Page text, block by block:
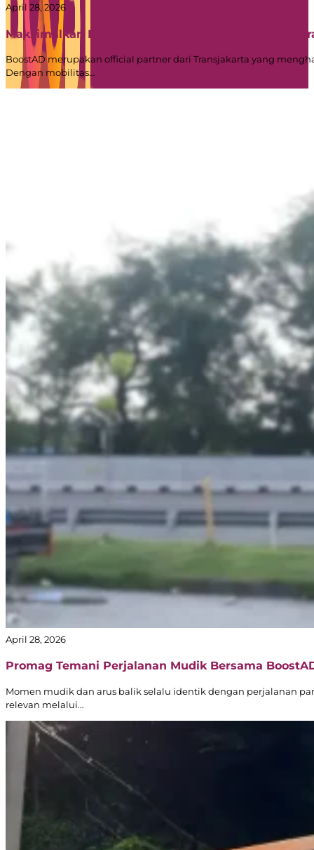
April 28, 2026
Maksimalkan Eksposur Brand dengan Beriklan di
BoostAD merupakan official partner dari Transjakarta yang
Dengan mobilitas…
April 28, 2026
Promag Temani Perjalanan Mudik Bersama
Momen mudik dan arus balik selalu identik dengan perjalanan
relevan melalui…
PT Dinamika Neomedia Semesta KOMPLEK RUKAN
JL. PANJANG NO. 68
KAVLING 45, Kedoya Selatan, Kebon Jeruk
Kota Jakarta Barat
11520
T +62 21 2309 2918 WA +62 811 1920 2002
Tentang KamiLayananKampanye